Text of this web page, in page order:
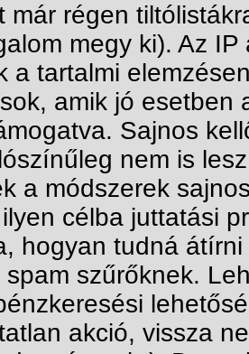
már régen
megy ki). Az
a tartalmi
amik jó esetben
Sajnos
nem is
a módszerek
célba juttatási
hogyan tudná
szűrőknek.
akció, vissza